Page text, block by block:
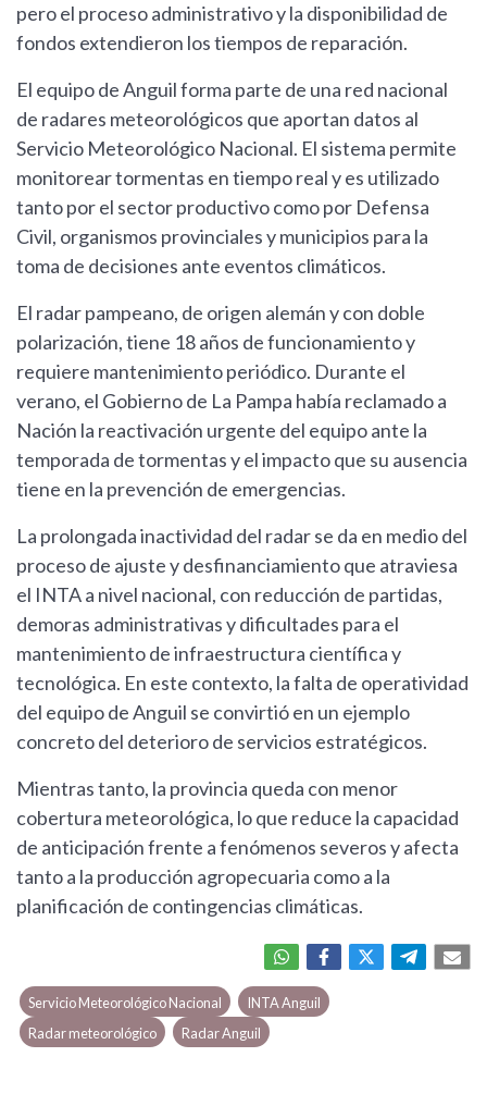
pero el proceso administrativo y la disponibilidad de
fondos extendieron los tiempos de reparación.
El equipo de Anguil forma parte de una red nacional
de radares meteorológicos que aportan datos al
Servicio Meteorológico Nacional. El sistema permite
monitorear tormentas en tiempo real y es utilizado
tanto por el sector productivo como por Defensa
Civil, organismos provinciales y municipios para la
toma de decisiones ante eventos climáticos.
El radar pampeano, de origen alemán y con doble
polarización, tiene 18 años de funcionamiento y
requiere mantenimiento periódico. Durante el
verano, el Gobierno de La Pampa había reclamado a
Nación la reactivación urgente del equipo ante la
temporada de tormentas y el impacto que su ausencia
tiene en la prevención de emergencias.
La prolongada inactividad del radar se da en medio del
proceso de ajuste y desfinanciamiento que atraviesa
el INTA a nivel nacional, con reducción de partidas,
demoras administrativas y dificultades para el
mantenimiento de infraestructura científica y
tecnológica. En este contexto, la falta de operatividad
del equipo de Anguil se convirtió en un ejemplo
concreto del deterioro de servicios estratégicos.
Mientras tanto, la provincia queda con menor
cobertura meteorológica, lo que reduce la capacidad
de anticipación frente a fenómenos severos y afecta
tanto a la producción agropecuaria como a la
planificación de contingencias climáticas.
Servicio Meteorológico Nacional
INTA Anguil
Radar meteorológico
Radar Anguil